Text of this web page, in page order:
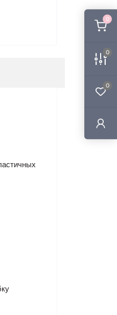
0
0
0